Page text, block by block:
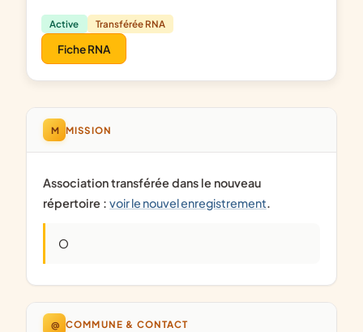
Active Transférée RNA
Fiche RNA
M MISSION
Association transférée dans le nouveau
répertoire : voir le nouvel enregistrement.
O
@ COMMUNE & CONTACT